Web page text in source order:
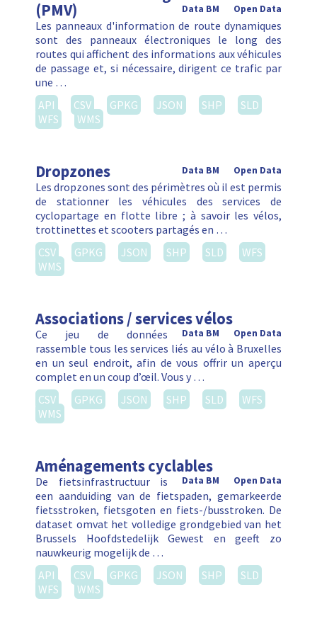
(PMV) Open Data
Data BM
Les panneaux d'information de route dynamiques
sont des panneaux électroniques le long des
routes qui affichent des informations aux véhicules
de passage et, si nécessaire, dirigent ce trafic par
une …
API
CSV GPKG JSON SHP
SLD
WFS
WMS
Dropzones Open Data
Data BM
Les dropzones sont des périmètres où il est permis
de stationner les véhicules des services de
cyclopartage en flotte libre ; à savoir les vélos,
trottinettes et scooters partagés en …
CSV
GPKG JSON SHP SLD
WFS
WMS
Associations / services vélos
Open Data
Data BM
Ce jeu de données
rassemble tous les services liés au vélo à Bruxelles
en un seul endroit, afin de vous offrir un aperçu
complet en un coup d’œil. Vous y …
CSV
GPKG JSON SHP SLD
WFS
WMS
Aménagements cyclables
Open Data
Data BM
De fietsinfrastructuur is
een aanduiding van de fietspaden, gemarkeerde
fietsstroken, fietsgoten en fiets-/busstroken. De
dataset omvat het volledige grondgebied van het
Brussels Hoofdstedelijk Gewest en geeft zo
nauwkeurig mogelijk de …
API
CSV GPKG JSON SHP
SLD
WFS
WMS